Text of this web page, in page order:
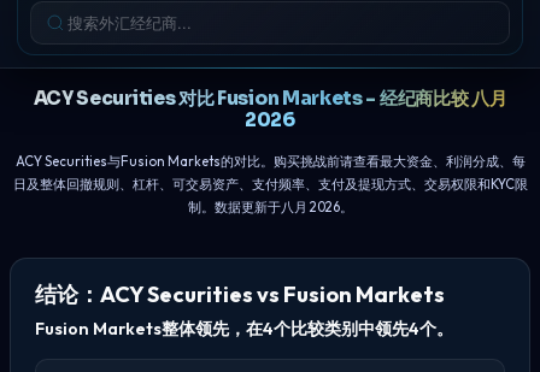
ACY Securities 对比 Fusion Markets - 经纪商比较 八月
2026
ACY Securities与Fusion Markets的对比。购买挑战前请查看最大资金、利润分成、每
日及整体回撤规则、杠杆、可交易资产、支付频率、支付及提现方式、交易权限和KYC限
制。数据更新于八月 2026。
结论：ACY Securities vs Fusion Markets
Fusion Markets整体领先，在4个比较类别中领先4个。